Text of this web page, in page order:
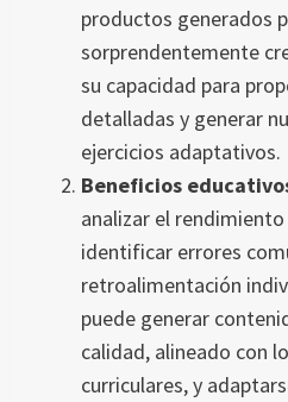
productos generados
sorprendentemente
su capacidad para
detalladas y generar
ejercicios adaptativos.
Beneficios
analizar el
identificar errores
retroalimentación
puede generar
calidad, alineado con
curriculares, y